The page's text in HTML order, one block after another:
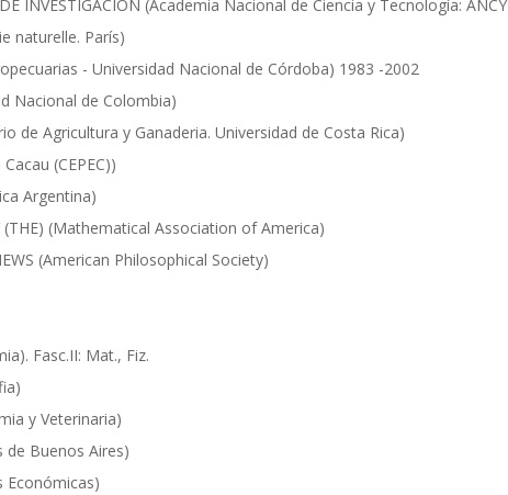
INVESTIGACION (Academia Nacional de Ciencia y Tecnología:
naturelle. París)
- Universidad Nacional de Córdoba) 1983 -2002
Nacional de Colombia)
de Agricultura y Ganaderia. Universidad de Costa Rica)
(CEPEC))
Argentina)
(Mathematical Association of America)
(American Philosophical Society)
Fasc.II: Mat., Fiz.
y Veterinaria)
de Buenos Aires)
Económicas)